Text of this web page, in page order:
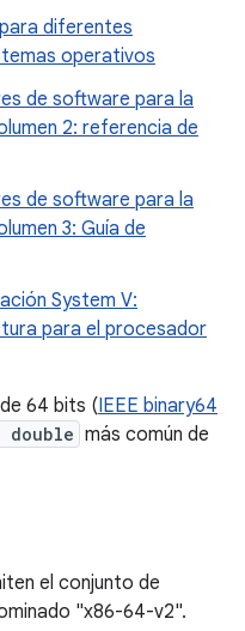
diferentes
operativos
de software para la
2: referencia de
de software para la
3: Guía de
System V:
para el procesador
de 64 bits (IEEE binary64
double más común de
el conjunto de
"x86-64-v2".